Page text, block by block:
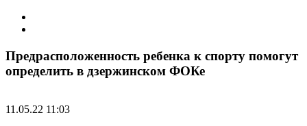
Предрасположенность ребенка к спорту помогут
определить в дзержинском ФОКе
11.05.22 11:03